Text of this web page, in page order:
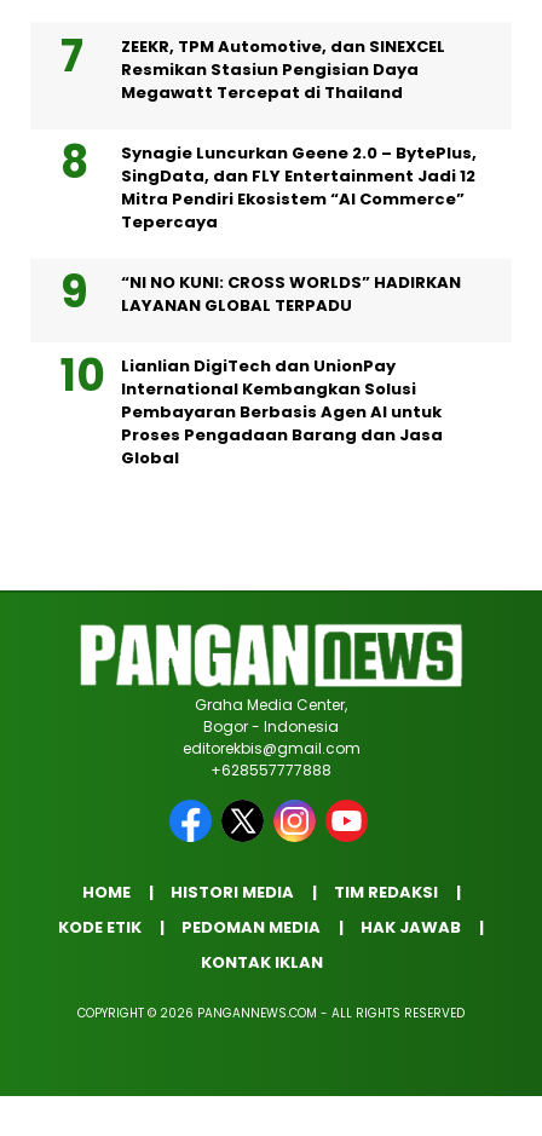
ZEEKR, TPM Automotive, dan SINEXCEL
Resmikan Stasiun Pengisian Daya
Megawatt Tercepat di Thailand
Synagie Luncurkan Geene 2.0 – BytePlus,
SingData, dan FLY Entertainment Jadi 12
Mitra Pendiri Ekosistem “AI Commerce”
Tepercaya
“NI NO KUNI: CROSS WORLDS” HADIRKAN
LAYANAN GLOBAL TERPADU
Lianlian DigiTech dan UnionPay
International Kembangkan Solusi
Pembayaran Berbasis Agen AI untuk
Proses Pengadaan Barang dan Jasa
Global
Graha Media Center,
Bogor - Indonesia
editorekbis@gmail.com
+628557777888
HOME HISTORI MEDIA
TIM REDAKSI
KODE ETIK
PEDOMAN MEDIA
HAK JAWAB
KONTAK IKLAN
COPYRIGHT © 2026 PANGANNEWS.COM - ALL RIGHTS RESERVED